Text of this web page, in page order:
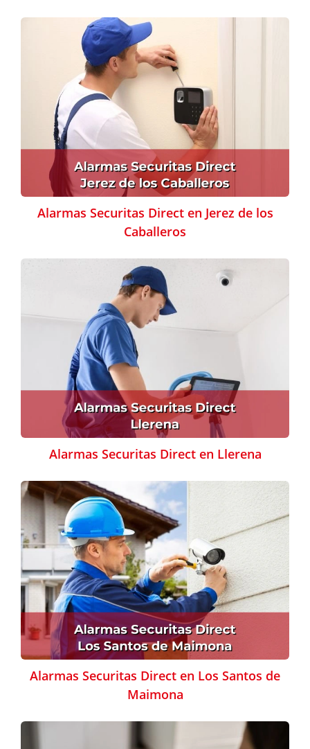
Alarmas Securitas Direct en Jerez de los
Caballeros
Alarmas Securitas Direct en Llerena
Alarmas Securitas Direct en Los Santos de
Maimona